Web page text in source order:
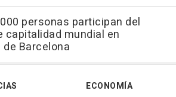
personas participan del
capitalidad mundial en
Barcelona
ECONOMÍA